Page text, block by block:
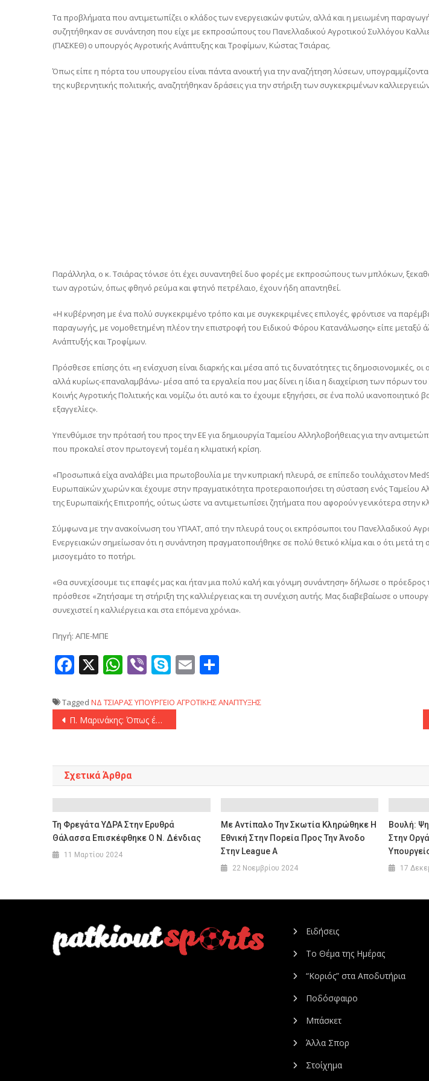
Τα προβλήματα που αντιμετωπίζει ο κλάδος των ενεργειακών φυτών, αλλά και η μειωμένη
συζητήθηκαν σε συνάντηση που είχε με εκπροσώπους του Πανελλαδικού Αγροτικού Συλλόγου
(ΠΑΣΚΕΘ) ο υπουργός Αγροτικής Ανάπτυξης και Τροφίμων, Κώστας Τσιάρας.
Όπως είπε η πόρτα του υπουργείου είναι πάντα ανοικτή για την αναζήτηση λύσεων,
της κυβερνητικής πολιτικής, αναζητήθηκαν δράσεις για την στήριξη των συγκεκριμένων
Παράλληλα, ο κ. Τσιάρας τόνισε ότι έχει συναντηθεί δυο φορές με εκπροσώπους των μπλόκων,
των αγροτών, όπως φθηνό ρεύμα και φτηνό πετρέλαιο, έχουν ήδη απαντηθεί.
«Η κυβέρνηση με ένα πολύ συγκεκριμένο τρόπο και με συγκεκριμένες επιλογές, φρόντισε να
παραγωγής, με νομοθετημένη πλέον την επιστροφή του Ειδικού Φόρου Κατανάλωσης» είπε μεταξύ
Ανάπτυξής και Τροφίμων.
Πρόσθεσε επίσης ότι «η ενίσχυση είναι διαρκής και μέσα από τις δυνατότητες τις δημοσιονομικές,
αλλά κυρίως-επαναλαμβάνω- μέσα από τα εργαλεία που μας δίνει η ίδια η διαχείριση των πόρων του
Κοινής Αγροτικής Πολιτικής και νομίζω ότι αυτό και το έχουμε εξηγήσει, σε ένα πολύ
εξαγγελίες».
Υπενθύμισε την πρότασή του προς την ΕΕ για δημιουργία Ταμείου Αλληλοβοήθειας για την
που προκαλεί στον πρωτογενή τομέα η κλιματική κρίση.
«Προσωπικά είχα αναλάβει μια πρωτοβουλία με την κυπριακή πλευρά, σε επίπεδο τουλάχιστον
Ευρωπαϊκών χωρών και έχουμε στην πραγματικότητα προτεραιοποιήσει τη σύσταση ενός Ταμείου
της Ευρωπαϊκής Επιτροπής, ούτως ώστε να αντιμετωπίσει ζητήματα που αφορούν γενικότερα στην
Σύμφωνα με την ανακοίνωση του ΥΠΑΑΤ, από την πλευρά τους οι εκπρόσωποι του Πανελλαδικού
Ενεργειακών σημείωσαν ότι η συνάντηση πραγματοποιήθηκε σε πολύ θετικό κλίμα και ο ότι μετά
μισογεμάτο το ποτήρι.
«Θα συνεχίσουμε τις επαφές μας και ήταν μια πολύ καλή και γόνιμη συνάντηση» δήλωσε ο πρόεδρος
πρόσθεσε «Ζητήσαμε τη στήριξη της καλλιέργειας και τη συνέχιση αυτής. Μας διαβεβαίωσε ο
συνεχιστεί η καλλιέργεια και στα επόμενα χρόνια».
Πηγή: ΑΠΕ-ΜΠΕ
Facebook
X WhatsApp
ViberSkype
Email
Tagged ΝΔ ΤΣΙΑΡΑΣΥΠΟΥΡΓΕΙΟ ΑΓΡΟΤΙΚΗΣ ΑΝΑΠΤΥΞΗΣ
Πλοήγηση
Π. Μαρινάκης: Όπως έλεγαν και οι αρχαίοι ημών πρόγονοι κ. Τσίπρα, «Κρείττον του λαλείν το σιγάν»
Σχετικά Άρθρα
Τη Φρεγάτα ΥΔΡΑ Στην Ερυθρά
Θάλασσα Επισκέφθηκε Ο Ν. Δένδιας
11 Μαρτίου 2024
Με Αντίπαλο Την Σκωτία Κληρώθηκε Η
Εθνική Στην Πορεία Προς Την Άνοδο
Στην League Α
22 Νοεμβρίου 2024
Βουλή:
Στην
17
Ειδήσεις
Το Θέμα της Ημέρας
“Κοριός” στα Αποδυτήρια
Ποδόσφαιρο
Μπάσκετ
Άλλα Σπορ
Στοίχημα